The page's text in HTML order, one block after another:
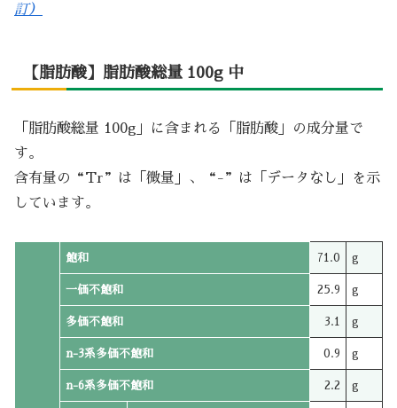
訂）
【脂肪酸】脂肪酸総量 100g 中
「脂肪酸総量 100g」に含まれる「脂肪酸」の成分量で
す。
含有量の“Tr”は「微量」、“-”は「データなし」を示
しています。
飽和 71.0 g
一価不飽和 25.9 g
多価不飽和 3.1 g
n-3系多価不飽和 0.9 g
n-6系多価不飽和 2.2 g